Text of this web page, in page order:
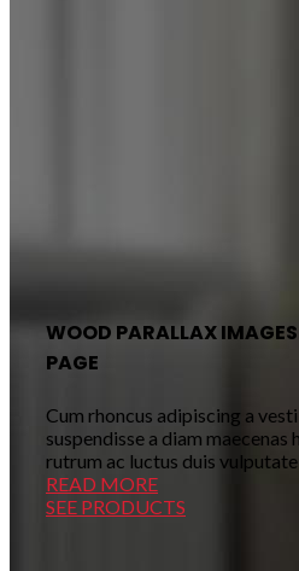
WOOD PARALLAX
PAGE
Cum rhoncus adipiscing a
suspendisse a diam
rutrum ac luctus duis
READ MORE
SEE PRODUCTS